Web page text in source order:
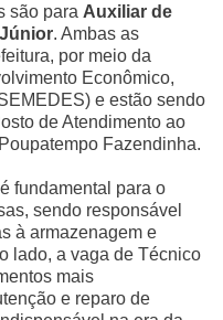
são para Auxiliar de
. Ambas as
por meio da
Econômico,
e estão sendo
de Atendimento ao
Fazendinha.
fundamental para o
sendo responsável
à armazenagem e
lado, a vaga de Técnico
mais
e reparo de